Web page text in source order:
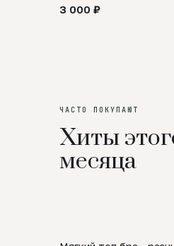
3 000 ₽
ЧАСТО ПОКУПАЮТ
Хиты
месяца